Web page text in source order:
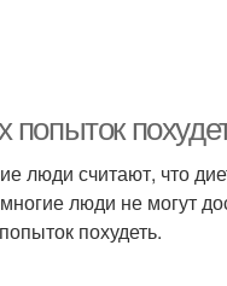
люди считают, что
люди не могут
похудеть.